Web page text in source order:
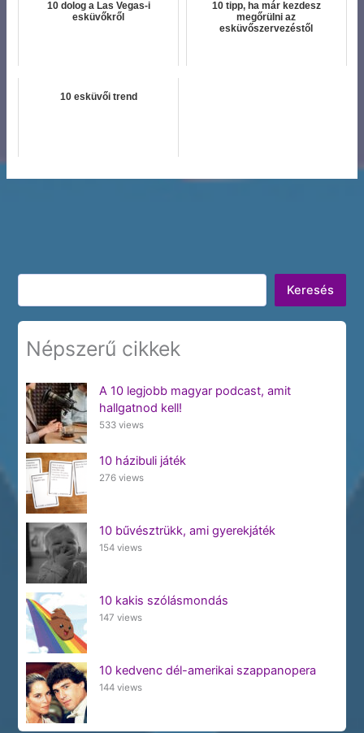
10 dolog a Las Vegas-i
esküvőkről
10 tipp, ha már kezdesz
megőrülni az
esküvőszervezéstől
10 esküvői trend
Keresés
Keresés
Népszerű cikkek
A 10 legjobb magyar podcast, amit
hallgatnod kell!
533 views
10 házibuli játék
276 views
10 bűvésztrükk, ami gyerekjáték
154 views
10 kakis szólásmondás
147 views
10 kedvenc dél-amerikai szappanopera
144 views